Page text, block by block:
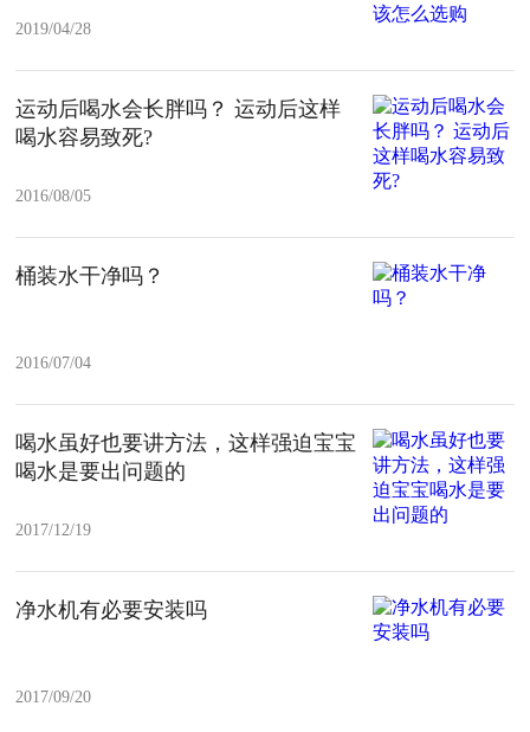
2019/04/28
运动后喝水会长胖吗？ 运动后这样
喝水容易致死?
2016/08/05
桶装水干净吗？
2016/07/04
喝水虽好也要讲方法，这样强迫宝宝
喝水是要出问题的
2017/12/19
净水机有必要安装吗
2017/09/20